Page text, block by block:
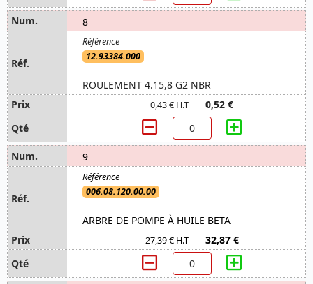
8
12.93384.000
ROULEMENT 4.15,8 G2 NBR
0,43 € H.T 0,52 €
9
006.08.120.00.00
ARBRE DE POMPE À HUILE BETA
27,39 € H.T 32,87 €